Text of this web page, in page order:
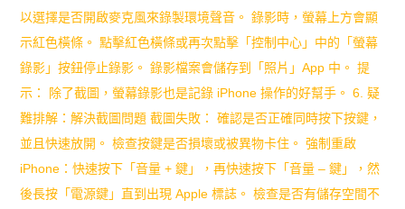
以選擇是否開啟麥克風來錄製環境聲音。 錄影時，螢幕上方會顯
示紅色橫條。 點擊紅色橫條或再次點擊「控制中心」中的「螢幕
錄影」按鈕停止錄影。 錄影檔案會儲存到「照片」App 中。 提
示： 除了截圖，螢幕錄影也是記錄 iPhone 操作的好幫手。 6. 疑
難排解：解決截圖問題 截圖失敗： 確認是否正確同時按下按鍵，
並且快速放開。 檢查按鍵是否損壞或被異物卡住。 強制重啟
iPhone：快速按下「音量 + 鍵」，再快速按下「音量 – 鍵」，然
後長按「電源鍵」直到出現 Apple 標誌。 檢查是否有儲存空間不